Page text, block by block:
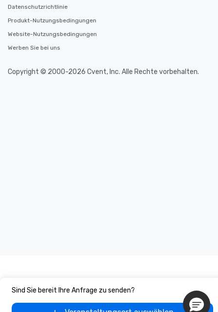
Sind Sie bereit Ihre Anfrage zu senden?
Datenschutzrichtlinie
Produkt-Nutzungsbedingungen
Website-Nutzungsbedingungen
Werben Sie bei uns
Copyright © 2000-2026 Cvent, Inc. Alle Rechte vorbehalten.